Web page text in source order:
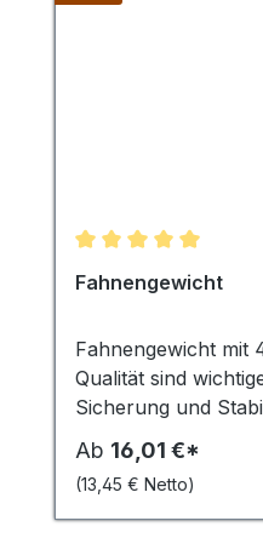
Durchschnittliche
Fahnengewicht
Fahnengewicht mit
Qualität sind
Sicherung und
und Bannern. Sie
Kletterstoppgewicht,
verhindern, dass die
Banner sich um
Ab 16,01 €*
(13,45 € Netto)